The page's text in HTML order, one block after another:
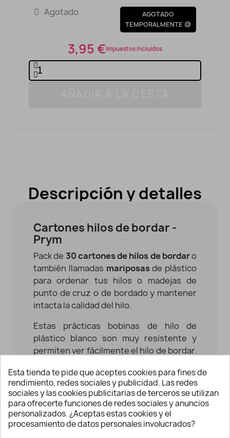
Agotado
AGOTADO
TEMPORALMENTE 😥
3,95 €Impuestos incluidos
Descripción y detalles
Cartones hilos de bordar -
Prym
Pack de 30 cartones de hilos de bordaro
también llamadas mariposasde plástico
para ordenar tus hilos o madejas de
punto de cruz o de bordado y mantener
intacta la calidad del hilo.
Estas prácticas bobinas de hilo de
plástico blanco son muy resistente y
permiten ver fácilmente el hilo de bordar.
perfectos para enrollar los hilos
sobrantes. Simplemente organízalos en
tu caja de bordado y los distintos colores
y tipos de hilo se almacenarán y serán
fáciles de ver.
Esta tienda te pide que aceptes cookies para fines de
rendimiento, redes sociales y publicidad. Las redes
sociales y las cookies publicitarias de terceros se utilizan
para ofrecerte funciones de redes sociales y anuncios
personalizados. ¿Aceptas estas cookies y el
procesamiento de datos personales involucrados?